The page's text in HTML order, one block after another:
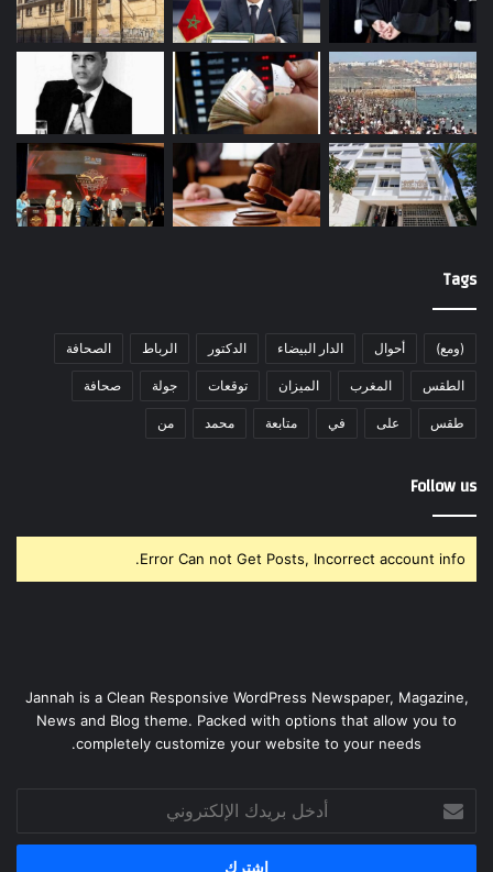
Tags
(ومع) أحوال الدار البيضاء الدكتور الرباط الصحافة
الطقس المغرب الميزان توقعات جولة صحافة
طقس على في متابعة محمد من
Follow us
Error Can not Get Posts, Incorrect account info.
Jannah is a Clean Responsive WordPress Newspaper, Magazine,
News and Blog theme. Packed with options that allow you to
completely customize your website to your needs.
بريدك
الإلكتروني